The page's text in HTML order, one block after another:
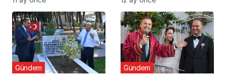
Sezonunu “Vira
Bismillah” ile Açtı
Gündem Gündem